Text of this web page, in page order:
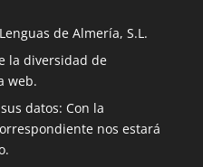
de Almería, S.L.
la diversidad de
web.
datos: Con la
nos estará